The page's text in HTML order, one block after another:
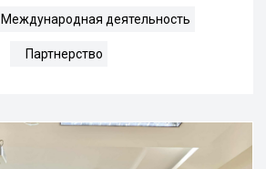
Международная деятельность
Партнерство